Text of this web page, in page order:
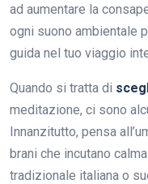
ad aumentare la
ogni suono ambientale
guida nel tuo viaggio
Quando si tratta di
meditazione, ci sono
Innanzitutto, pensa
brani che incutano
tradizionale italiana o